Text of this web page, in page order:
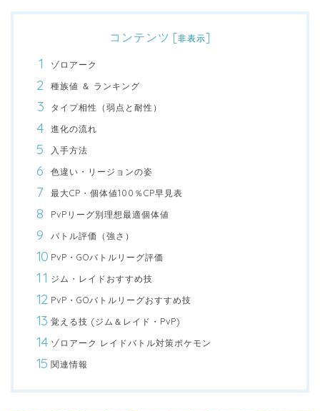
コンテンツ [非表示]
ゾロアーク
種族値 ＆ ランキング
タイプ相性（弱点と耐性）
進化の流れ
入手方法
色違い・リージョンの姿
最大CP・個体値100％CP早見表
PvPリーグ別理想最適個体値
バトル評価（強さ）
PvP・GOバトルリーグ評価
ジム・レイドおすすめ技
PvP・GOバトルリーグおすすめ技
覚える技 (ジム＆レイド・PvP)
ゾロアーク レイドバトル対策ポケモン
関連情報